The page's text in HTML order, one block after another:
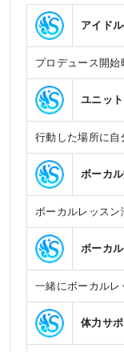
アイド
プロデュース開始
ユニッ
行動した場所に
ボーカ
ボーカルレッスン
ボーカ
一緒にボーカルレ
体力サ